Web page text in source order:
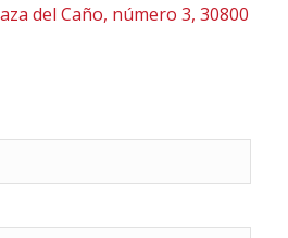
del Caño, número 3, 30800